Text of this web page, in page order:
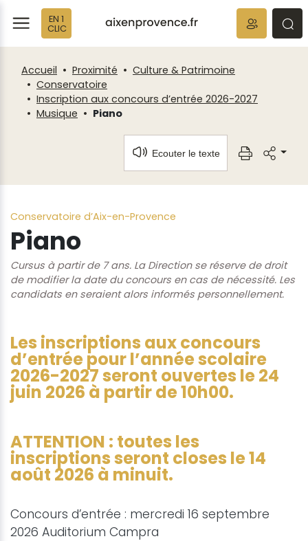
EN 1
CLIC
Accueil Proximité
Culture & Patrimoine
Conservatoire
Inscription aux concours d’entrée 2026-2027
Musique
Piano
Ecouter le texte
Conservatoire d’Aix-en-Provence
Piano
Cursus à partir de 7 ans. La Direction se réserve de droit
de modifier la date du concours en cas de nécessité. Les
candidats en seraient alors informés personnellement.
Les inscriptions aux concours
d’entrée pour l’année scolaire
2026-2027 seront ouvertes le 24
juin 2026 à partir de 10h00.
ATTENTION : toutes les
inscriptions seront closes le 14
août 2026 à minuit.
Concours d’entrée : mercredi 16 septembre
2026 Auditorium Campra
Fenêtre
de
chat
Panneau de gestion des cookies